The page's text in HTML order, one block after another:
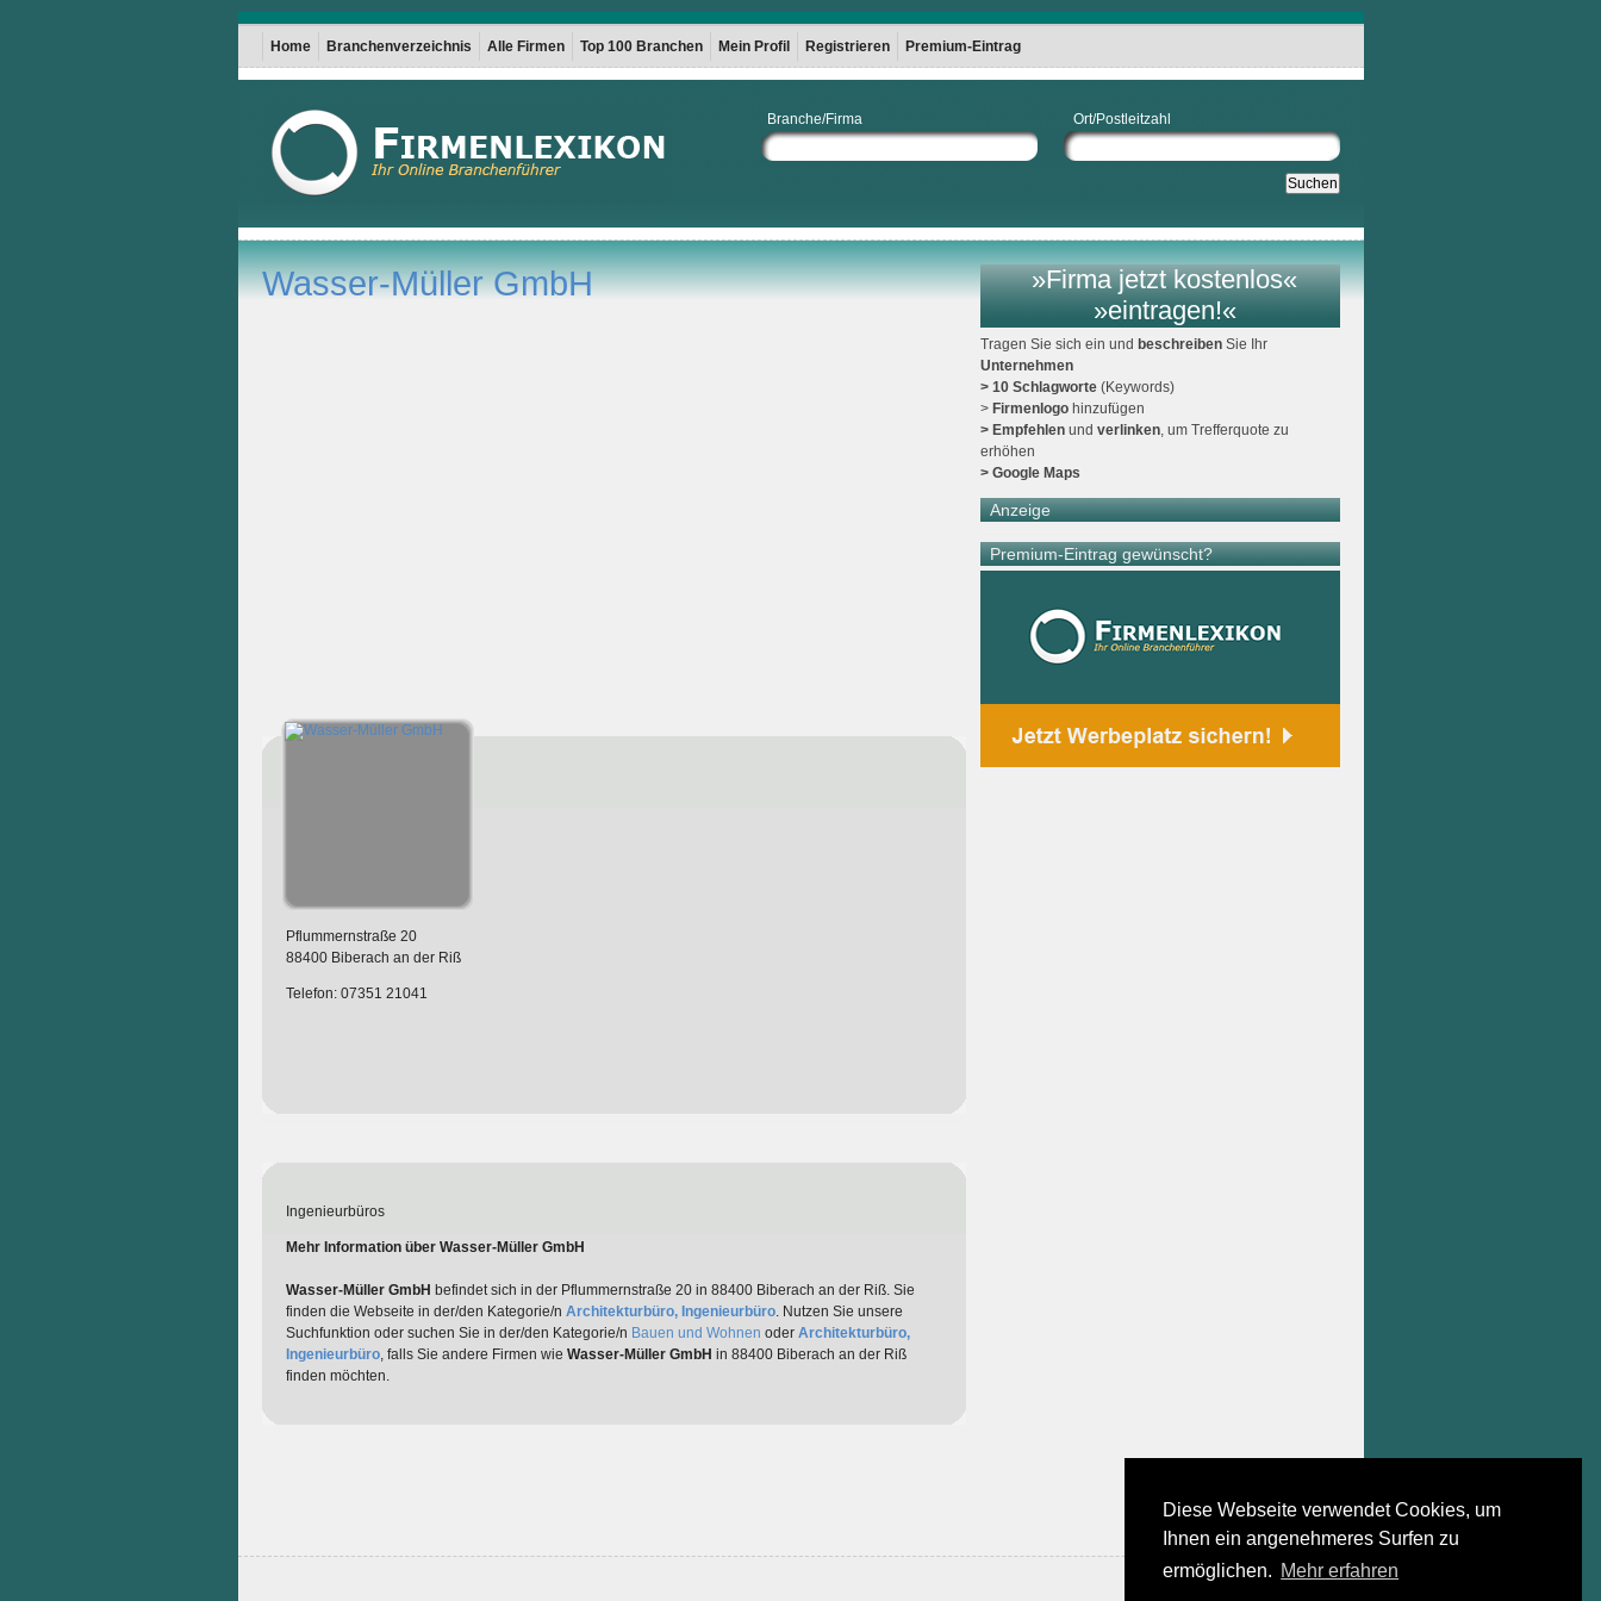
Diese Webseite verwendet Cookies, um
Ihnen ein angenehmeres Surfen zu
ermöglichen. Mehr erfahren
Home Branchenverzeichnis Alle Firmen Top 100 Branchen Mein Profil Registrieren Premium-Eintrag
Branche/Firma Ort/Postleitzahl
Wasser-Müller GmbH
Pflummernstraße 20
88400 Biberach an der Riß
Telefon: 07351 21041
Ingenieurbüros
Mehr Information über Wasser-Müller GmbH
Wasser-Müller GmbH befindet sich in der Pflummernstraße 20 in 88400 Biberach an der Riß. Sie
finden die Webseite in der/den Kategorie/n Architekturbüro, Ingenieurbüro. Nutzen Sie unsere
Suchfunktion oder suchen Sie in der/den Kategorie/n Bauen und Wohnen oder Architekturbüro,
Ingenieurbüro, falls Sie andere Firmen wie Wasser-Müller GmbH in 88400 Biberach an der Riß
finden möchten.
»Firma jetzt kostenlos«
»eintragen!«
Tragen Sie sich ein und beschreibenSie Ihr
Unternehmen
> 10 Schlagworte(Keywords)
> Firmenlogohinzufügen
> Empfehlenund verlinken, um Trefferquote zu
erhöhen
> Google Maps
Anzeige
Premium-Eintrag gewünscht?